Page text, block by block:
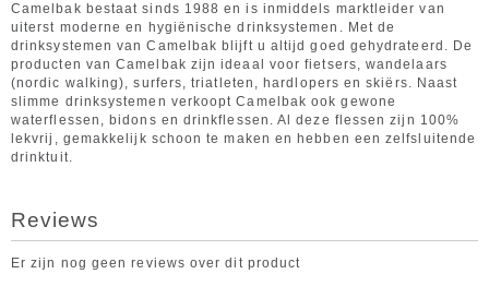
Camelbak bestaat sinds 1988 en is inmiddels marktleider van
uiterst moderne en hygiënische drinksystemen. Met de
drinksystemen van Camelbak blijft u altijd goed gehydrateerd. De
producten van Camelbak zijn ideaal voor fietsers, wandelaars
(nordic walking), surfers, triatleten, hardlopers en skiërs. Naast
slimme drinksystemen verkoopt Camelbak ook gewone
waterflessen, bidons en drinkflessen. Al deze flessen zijn 100%
lekvrij, gemakkelijk schoon te maken en hebben een zelfsluitende
drinktuit.
Reviews
Er zijn nog geen reviews over dit product